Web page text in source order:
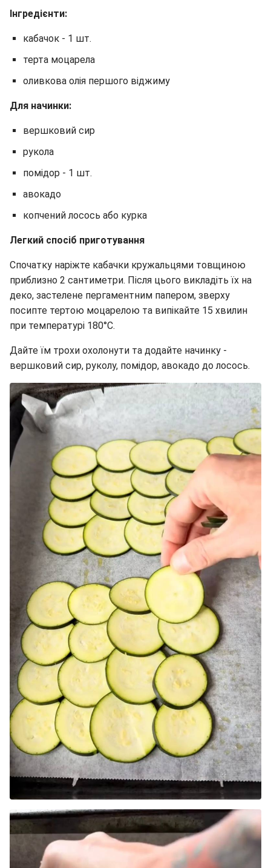
Інгредієнти:
кабачок - 1 шт.
терта моцарела
оливкова олія першого віджиму
Для начинки:
вершковий сир
рукола
помідор - 1 шт.
авокадо
копчений лосось або курка
Легкий спосіб приготування
Спочатку наріжте кабачки кружальцями товщиною
приблизно 2 сантиметри. Після цього викладіть їх на
деко, застелене пергаментним папером, зверху
посипте тертою моцарелою та випікайте 15 хвилин
при температурі 180°C.
Дайте їм трохи охолонути та додайте начинку -
вершковий сир, руколу, помідор, авокадо до лосось.